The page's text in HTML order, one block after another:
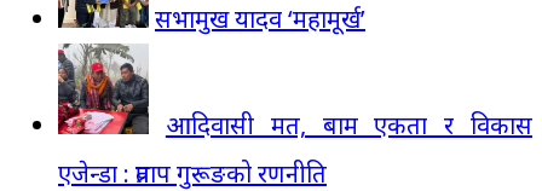
सभामुख यादव ‘महामूर्ख’
आदिवासी मत, बाम एकता र विकास
एजेन्डा : प्रताप गुरूङको रणनीति